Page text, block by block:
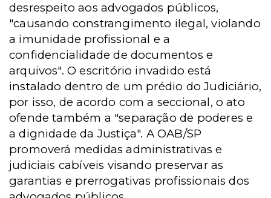
desrespeito aos advogados públicos,
"causando constrangimento ilegal, violando
a imunidade profissional e a
confidencialidade de documentos e
arquivos". O escritório invadido está
instalado dentro de um prédio do Judiciário,
por isso, de acordo com a seccional, o ato
ofende também a "separação de poderes e
a dignidade da Justiça". A OAB/SP
promoverá medidas administrativas e
judiciais cabíveis visando preservar as
garantias e prerrogativas profissionais dos